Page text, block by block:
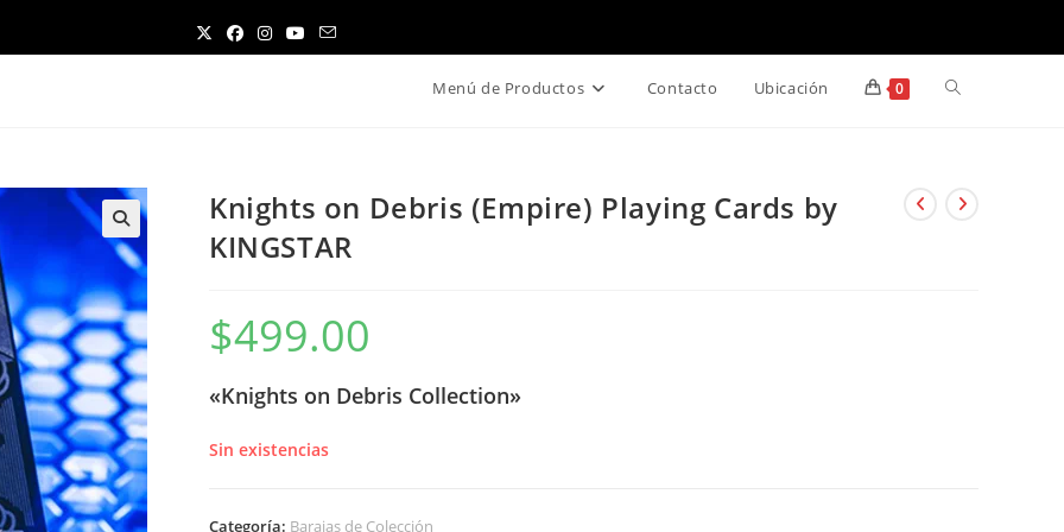
Menú de Productos Contacto Ubicación 0 Alternar
de
Knights on Debris (Empire) Playing Cards by
KINGSTAR
$499.00
«Knights on Debris Collection»
Sin existencias
Categoría: Barajas de Colección